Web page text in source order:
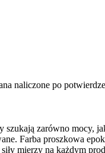
naliczone po
zarówno mocy,
Farba proszkowa
mierzy na każdym